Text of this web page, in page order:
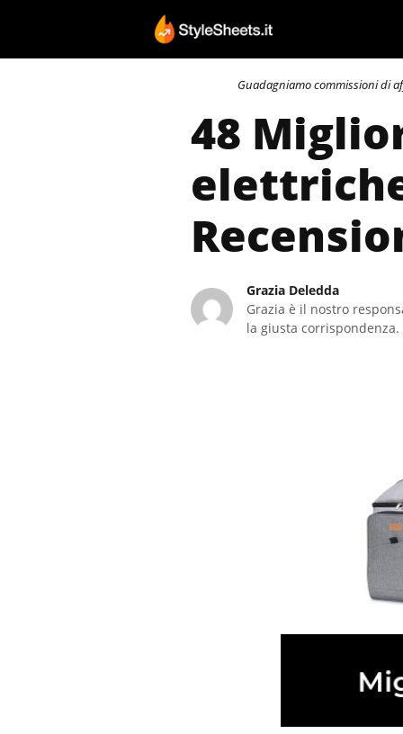
contenuto
Guadagniamo commissioni di
48
Grazia Deledda
Grazia è il nostro
la giusta